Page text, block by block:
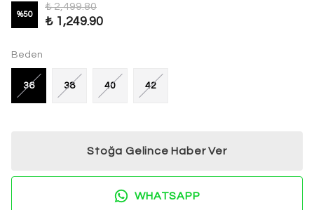
%50
₺ 2,499.80
₺ 1,249.90
Beden
36 38 40 42
Stoğa Gelince Haber Ver
WHATSAPP